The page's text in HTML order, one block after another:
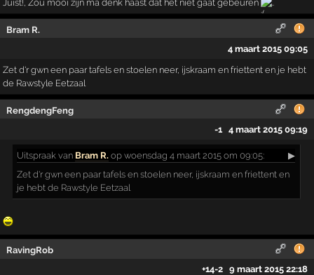
Juist!, Zou mooi zijn ma denk haast dat het niet gaat gebeuren ..
Bram R.
4 maart 2015 09:05
Zet d'r gwn een paar tafels en stoelen neer, ijskraam en friettent en je hebt
de Rawstyle Eetzaal
RengdengFeng
-1
4 maart 2015 09:19
Uitspraak van Bram R. op woensdag 4 maart 2015 om 09:05:
▶
Zet d'r gwn een paar tafels en stoelen neer, ijskraam en friettent en
je hebt de Rawstyle Eetzaal
RavingRob
+14-2 9 maart 2015 22:18